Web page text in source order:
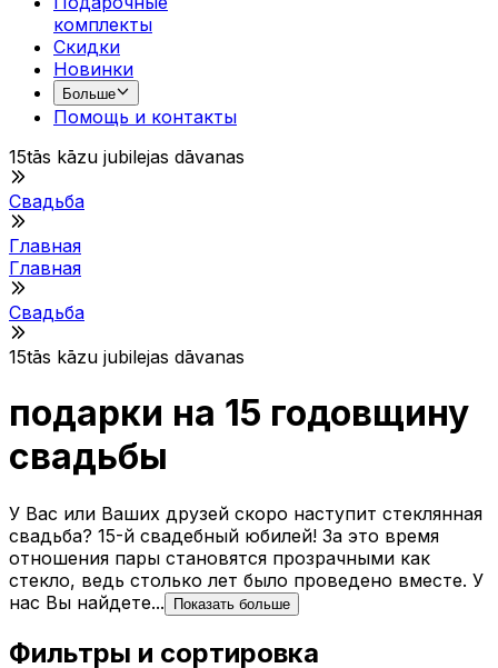
комплекты
Скидки
Новинки
Больше
Помощь и контакты
15tās kāzu jubilejas dāvanas
Свадьба
Главная
Главная
Свадьба
15tās kāzu jubilejas dāvanas
подарки на 15 годовщину
свадьбы
У Вас или Ваших друзей скоро наступит стеклянная
свадьба? 15-й свадебный юбилей! За это время
отношения пары становятся прозрачными как
стекло, ведь столько лет было проведено вместе. У
нас Вы найдете...
Показать больше
Фильтры и сортировка